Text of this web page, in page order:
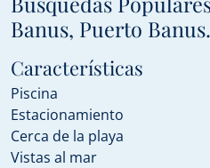
Banus, Puerto Banus.
Características
Piscina
Estacionamiento
Cerca de la playa
Vistas al mar